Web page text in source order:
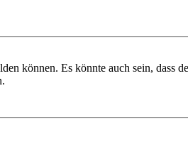
können. Es könnte auch sein, dass